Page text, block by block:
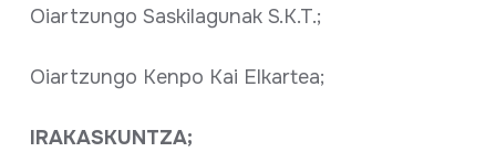
Oiartzungo Saskilagunak S.K.T.;
Oiartzungo Kenpo Kai Elkartea;
IRAKASKUNTZA;